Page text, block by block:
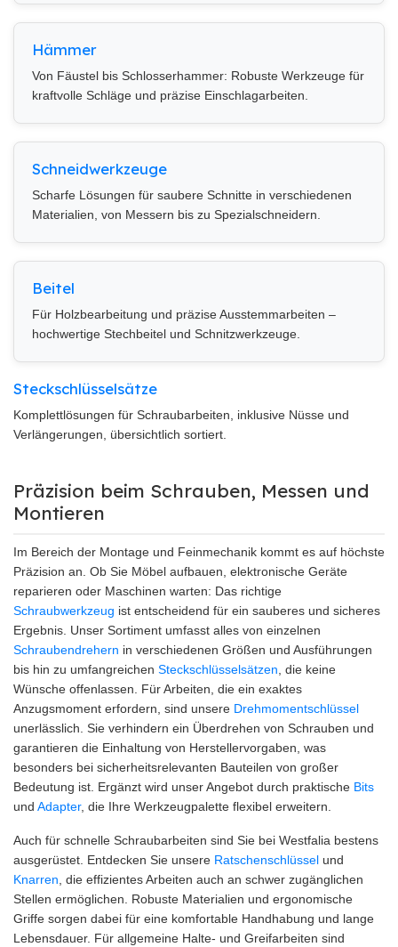
Hämmer
Von Fäustel bis Schlosserhammer: Robuste Werkzeuge für
kraftvolle Schläge und präzise Einschlagarbeiten.
Schneidwerkzeuge
Scharfe Lösungen für saubere Schnitte in verschiedenen
Materialien, von Messern bis zu Spezialschneidern.
Beitel
Für Holzbearbeitung und präzise Ausstemmarbeiten –
hochwertige Stechbeitel und Schnitzwerkzeuge.
Steckschlüsselsätze
Komplettlösungen für Schraubarbeiten, inklusive Nüsse und
Verlängerungen, übersichtlich sortiert.
Präzision beim Schrauben, Messen und
Montieren
Im Bereich der Montage und Feinmechanik kommt es auf höchste
Präzision an. Ob Sie Möbel aufbauen, elektronische Geräte
reparieren oder Maschinen warten: Das richtige
Schraubwerkzeug ist entscheidend für ein sauberes und sicheres
Ergebnis. Unser Sortiment umfasst alles von einzelnen
Schraubendrehern in verschiedenen Größen und Ausführungen
bis hin zu umfangreichen Steckschlüsselsätzen , die keine
Wünsche offenlassen. Für Arbeiten, die ein exaktes
Anzugsmoment erfordern, sind unsere Drehmomentschlüssel
unerlässlich. Sie verhindern ein Überdrehen von Schrauben und
garantieren die Einhaltung von Herstellervorgaben, was
besonders bei sicherheitsrelevanten Bauteilen von großer
Bedeutung ist. Ergänzt wird unser Angebot durch praktische Bits
und Adapter, die Ihre Werkzeugpalette flexibel erweitern.
Auch für schnelle Schraubarbeiten sind Sie bei Westfalia bestens
ausgerüstet. Entdecken Sie unsere Ratschenschlüssel und
Knarren , die effizientes Arbeiten auch an schwer zugänglichen
Stellen ermöglichen. Robuste Materialien und ergonomische
Griffe sorgen dabei für eine komfortable Handhabung und lange
Lebensdauer. Für allgemeine Halte- und Greifarbeiten sind